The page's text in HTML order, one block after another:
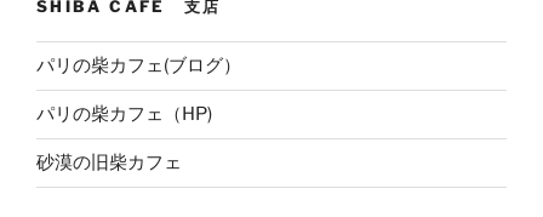
SHIBA CAFE 支店
パリの柴カフェ(ブログ）
パリの柴カフェ（HP)
砂漠の旧柴カフェ